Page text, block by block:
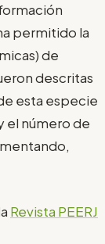
permitido la
de
descritas
esta especie
el número de
Revista PEERJ